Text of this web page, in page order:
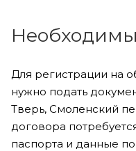
Для регистрации на
нужно подать
Тверь, Смоленский
договора
паспорта и данные